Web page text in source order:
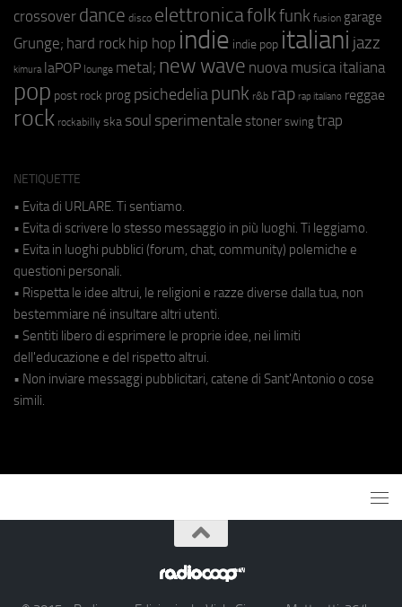
crossover dance disco elettronicafolkfunk fusion garage
Grunge; hard rock hip hop indie indie pop italiani jazz
kimura laPOP lounge metal; new wave nuova musica italiana
pop post rock prog psichedeliapunk r&b rap rap italiano reggae
rock rockabilly ska soul sperimentale stoner swing trap
NETIQUETTE
• Evita di URLARE. Ti sentiamo.
• Evita di scrivere lo stesso messaggio in più luoghi. Ti leggiamo.
• Evita in luoghi pubblici (forum, chat, community) polemiche e
questioni personali.
• Rispetta le idee altrui, le religioni e razze diverse dalla tua, non
bestemmiare né insultare altri utenti.
• Sentiti libero di esprimere le proprie idee, nei limiti
dell'educazione e del rispetto altrui.
• Non inviare messaggi pubblicitari, catene di Sant'Antonio o cose
simili.